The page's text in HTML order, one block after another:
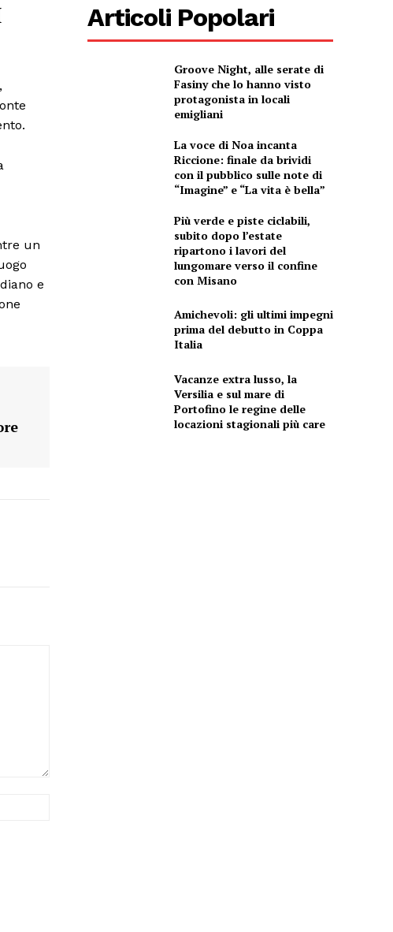
un
e
Articoli Popolari
Groove Night, alle serate di
Fasiny che lo hanno visto
protagonista in locali
emigliani
La voce di Noa incanta
Riccione: finale da brividi
con il pubblico sulle note di
“Imagine” e “La vita è bella”
Più verde e piste ciclabili,
subito dopo l’estate
ripartono i lavori del
lungomare verso il confine
con Misano
Amichevoli: gli ultimi impegni
prima del debutto in Coppa
Italia
Vacanze extra lusso, la
Versilia e sul mare di
Portofino le regine delle
locazioni stagionali più care